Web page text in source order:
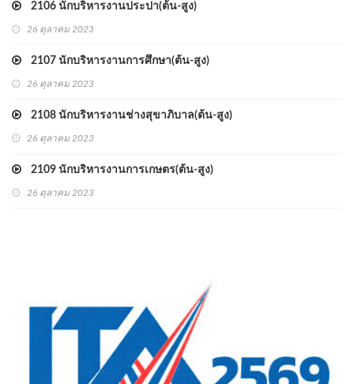
2106 นักบริหารงานประปา(ต้น-สูง)
26 ตุลาคม 2023
2107 นักบริหารงานการศึกษา(ต้น-สูง)
26 ตุลาคม 2023
2108 นักบริหารงานช่างสุขาภิบาล(ต้น-สูง)
26 ตุลาคม 2023
2109 นักบริหารงานการเกษตร(ต้น-สูง)
26 ตุลาคม 2023